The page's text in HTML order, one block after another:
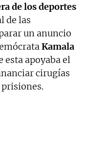
de los deportes
de las
un anuncio
Kamala
esta apoyaba el
cirugías
prisiones.